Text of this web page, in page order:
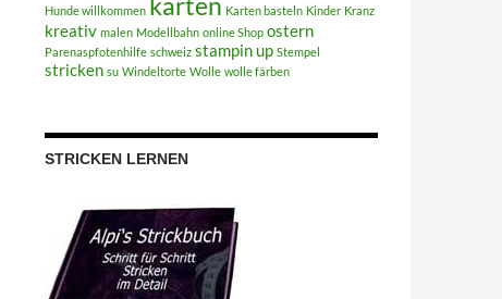
Hunde willkommen karten Karten basteln Kinder Kranz
kreativ malen Modellbahn online Shop ostern
Parenaspfotenhilfe schweiz stampin up Stempel
stricken su Windeltorte Wolle wolle färben
STRICKEN LERNEN